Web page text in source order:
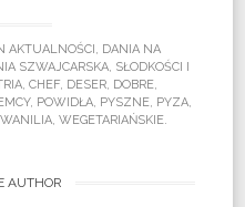
AKTUALNOŚCI , DANIA NA
SZWAJCARSKA, SŁODKOŚCI I
, CHEF, DESER, DOBRE,
, POWIDŁA, PYSZNE, PYZA,
WANILIA, WEGETARIAŃSKIE.
AUTHOR